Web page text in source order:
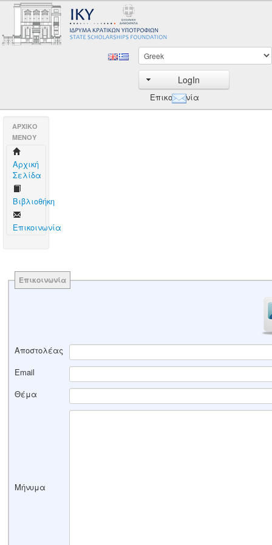
LogIn
Επικοινωνία
AΡΧΙΚΟ
ΜΕΝΟΥ
Aρχική
Σελίδα
Βιβλιοθήκη
Επικοινωνία
Επικοινωνία
Αποστολέας
Email
Θέμα
Μήνυμα